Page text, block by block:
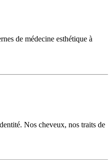
de médecine esthétique à
Nos cheveux, nos traits de